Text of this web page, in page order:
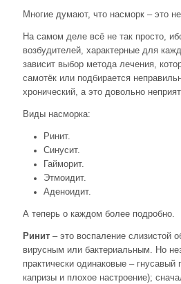
Многие думают, что насморк – это
На самом деле всё не так просто,
возбудителей, характерные для
зависит выбор метода лечения,
самотёк или подбирается
хронический, а это довольно
Виды насморка:
Ринит.
Синусит.
Гайморит.
Этмоидит.
Аденоидит.
А теперь о каждом более подробно.
Ринит – это воспаление слизистой
вирусным или бактериальным. Но
практически одинаковые –
капризы и плохое настроение);